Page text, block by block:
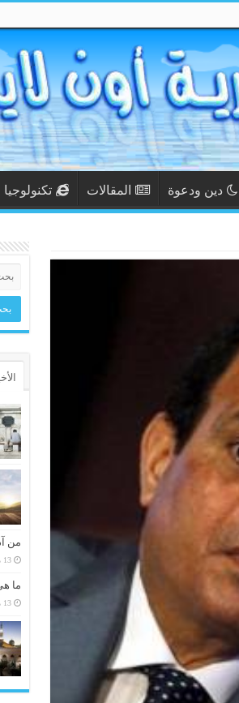
دين ودعوة المقالات تكنولوجيا
من
13 مارس، 2026
ما
13 مارس، 2026